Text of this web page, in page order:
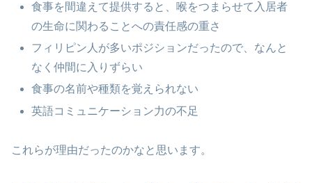
食事を間違えて提供すると、喉をつまらせて入居者
の生命に関わることへの責任感の重さ
フィリピン人が多いポジションだったので、なんと
なく仲間に入りずらい
食事の名前や種類を覚えられない
英語コミュニケーション力の不足
これらが理由だったのかなと思います。